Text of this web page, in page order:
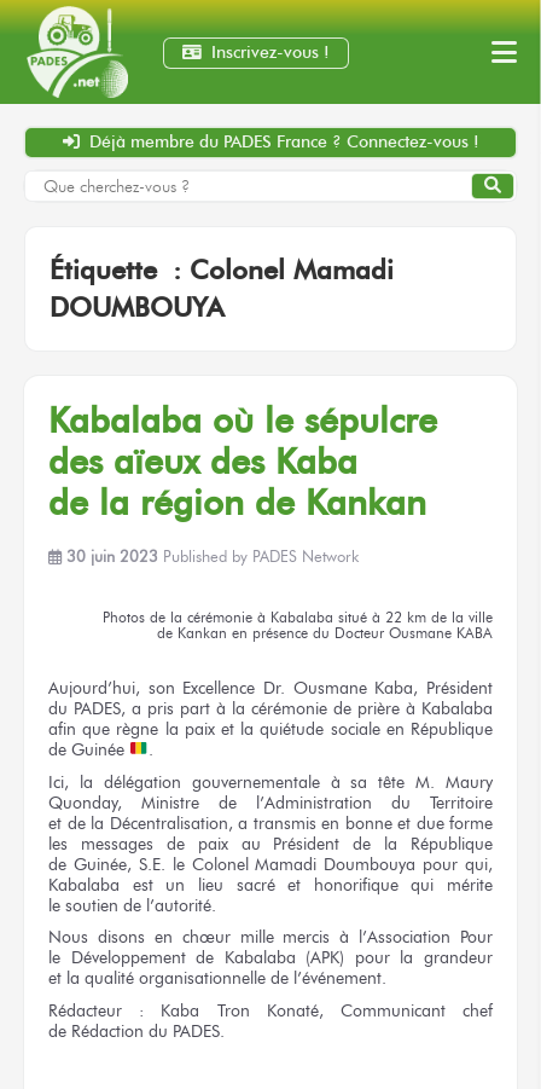
Inscrivez-vous !
Déjà membre du PADES France ? Connectez-vous !
Étiquette : Colonel Mamadi
DOUMBOUYA
Kabalaba où le sépulcre
des aïeux des Kaba
de la région de Kankan
30 juin 2023 Published by PADES Network
Photos de la cérémonie à Kabalaba situé à 22 km de la ville
de Kankan en présence du Docteur Ousmane KABA
Aujourd’hui, son Excellence Dr. OusmaneKaba, Président
du PADES, a pris part à la cérémonie de prière à Kabalaba
afinque règne la paix et la quiétude sociale en République
de Guinée
.
Ici, la délégation gouvernementale à sa tête M. Maury
Quonday, Ministre de l’Administration
du Territoire
et de la Décentralisation, a transmis en bonne et dueforme
les messages
de paix au Président
de la République
de Guinée, S.E. le Colonel Mamadi Doumbouya pour qui,
Kabalaba est un lieu sacréet honorifique qui mérite
le soutien de l’autorité.
Nous disons en chœurmille mercisà l’Association Pour
le Développement de Kabalaba (APK) pour la grandeur
et la qualité organisationnelle de l’événement.
Rédacteur : Kaba Tron Konaté, Communicant chef
de Rédaction du PADES.